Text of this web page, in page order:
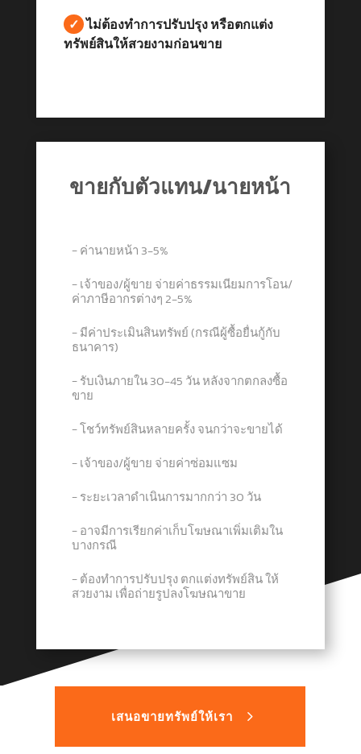
✓ ไม่ต้องทำการปรับปรุง หรือตกแต่ง
ทรัพย์สินให้สวยงามก่อนขาย
ขายกับตัวแทน/นายหน้า
− ค่านายหน้า 3-5%
− เจ้าของ/ผู้ขาย จ่ายค่าธรรมเนียมการโอน/
ค่าภาษีอากรต่างๆ 2-5%
− มีค่าประเมินสินทรัพย์ (กรณีผู้ซื้อยื่นกู้กับ
ธนาคาร)
− รับเงินภายใน 30-45 วัน หลังจากตกลงซื้อ
ขาย
− โชว์ทรัพย์สินหลายครั้ง จนกว่าจะขายได้
− เจ้าของ/ผู้ขาย จ่ายค่าซ่อมแซม
− ระยะเวลาดำเนินการมากกว่า 30 วัน
− อาจมีการเรียกค่าเก็บโฆษณาเพิ่มเติมใน
บางกรณี
− ต้องทำการปรับปรุง ตกแต่งทรัพย์สิน ให้
สวยงาม เพื่อถ่ายรูปลงโฆษณาขาย
เสนอขายทรัพย์ให้เรา